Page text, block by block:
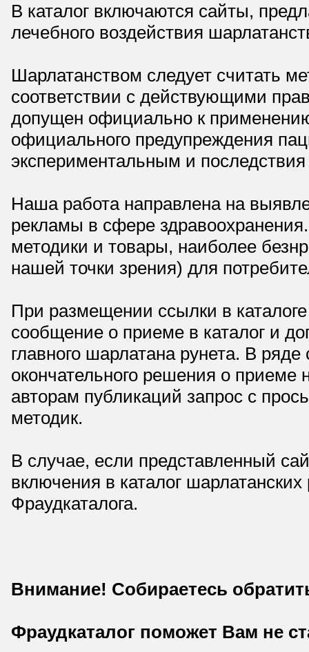
В каталог включаются сайты,
лечебного воздействия
Шарлатанством следует считать
соответствии с действующими
допущен официально к
официального предупреждения
экспериментальным и
Наша работа направлена на
рекламы в сфере
методики и товары, наиболее
нашей точки зрения) для
При размещении ссылки в
сообщение о приеме в каталог и
главного шарлатана рунета. В
окончательного решения о приеме
авторам публикаций запрос с
методик.
В случае, если представленный
включения в каталог
Фраудкаталога.
Внимание! Собираетесь
Фраудкаталог поможет Вам не